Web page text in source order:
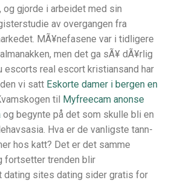
gjorde i arbeidet med sin
av overgangen fra
MÃ¥nefasene var i tidligere
men det ga sÃ¥ dÃ¥rlig
escorts real escort kristiansand har
vi satt Eskorte damer i bergen en
til Myfreecam anonse
og begynte på det som skulle bli en
Hva er de vanligste tann-
hos katt? Det er det samme
fortsetter trenden blir
dating sites dating sider gratis for